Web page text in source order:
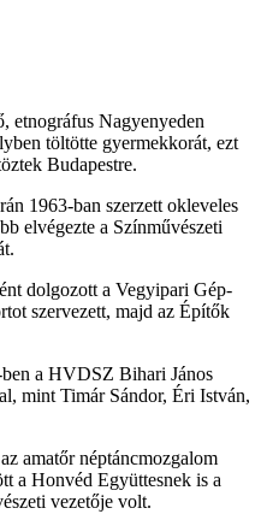
etnográfus Nagyenyeden
töltötte gyermekkorát, ezt
Budapestre.
1963-ban szerzett okleveles
elvégezte a Színművészeti
dolgozott a Vegyipari Gép-
szervezett, majd az Építők
a HVDSZ Bihari János
mint Timár Sándor, Éri István,
amatőr néptáncmozgalom
a Honvéd Együttesnek is a
vezetője volt.